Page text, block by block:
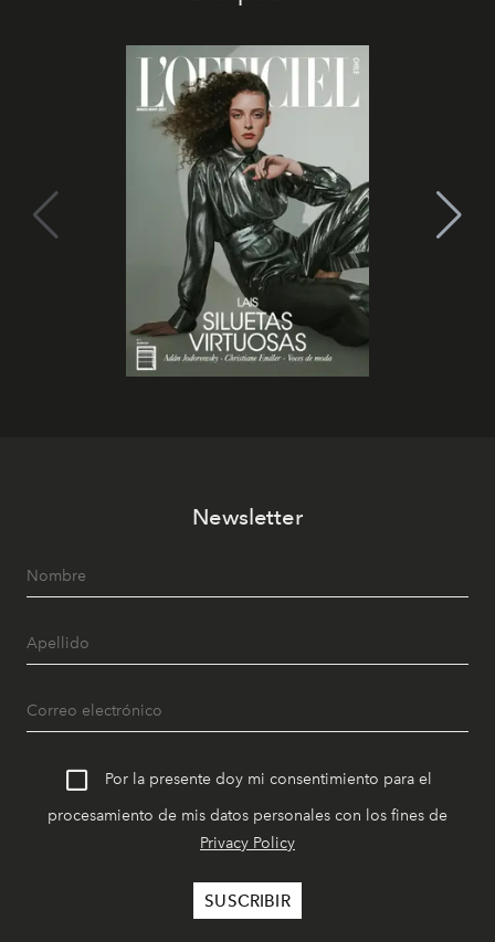
Newsletter
Por la presente doy mi consentimiento para el
procesamiento de mis datos personales con los fines de
Privacy Policy